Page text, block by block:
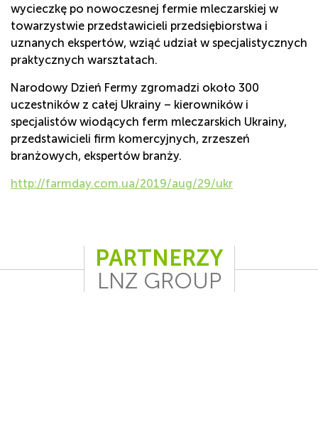
wycieczkę po nowoczesnej fermie mleczarskiej w
towarzystwie przedstawicieli przedsiębiorstwa i
uznanych ekspertów, wziąć udział w specjalistycznych
praktycznych warsztatach.
Narodowy Dzień Fermy zgromadzi około 300
uczestników z całej Ukrainy – kierowników i
specjalistów wiodących ferm mleczarskich Ukrainy,
przedstawicieli firm komercyjnych, zrzeszeń
branżowych, ekspertów branży.
http://farmday.com.ua/2019/aug/29/ukr
PARTNERZY
LNZ GROUP